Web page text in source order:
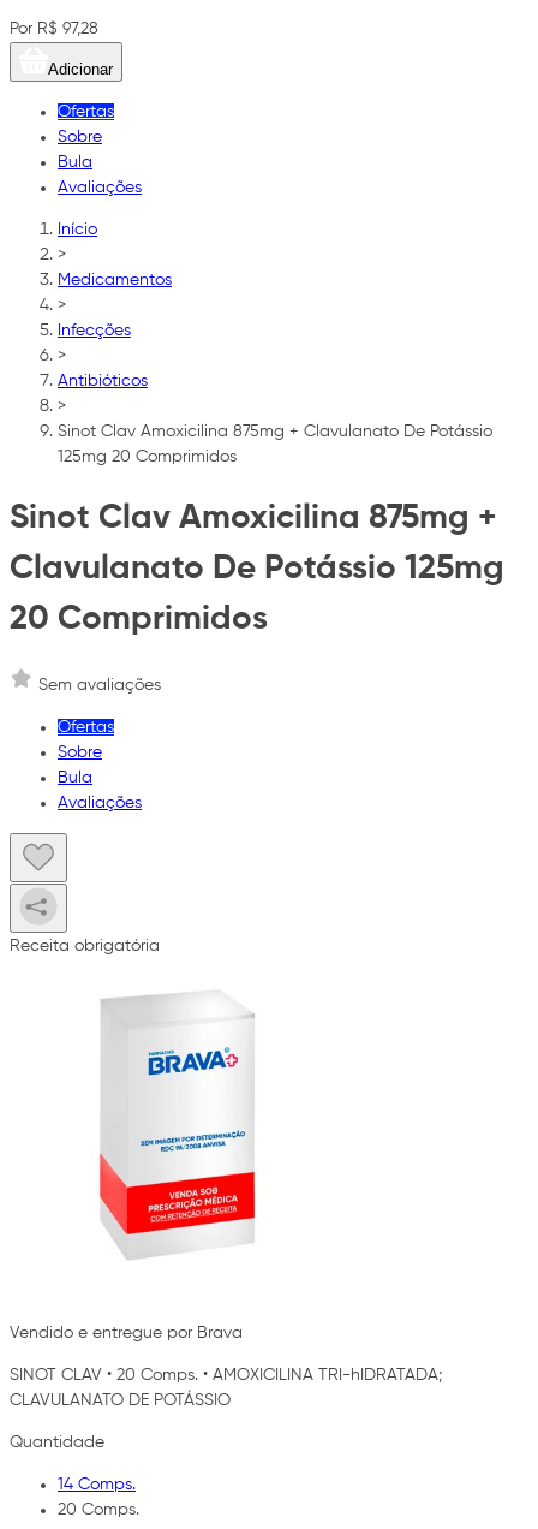
Por R$ 97,28
Adicionar
Ofertas
Sobre
Bula
Avaliações
Início
>
Medicamentos
>
Infecções
>
Antibióticos
>
Sinot Clav Amoxicilina 875mg + Clavulanato De Potássio
125mg 20 Comprimidos
Sinot Clav Amoxicilina 875mg +
Clavulanato De Potássio 125mg
20 Comprimidos
Sem avaliações
Ofertas
Sobre
Bula
Avaliações
Receita obrigatória
Vendido e entregue por Brava
SINOT CLAV • 20 Comps. • AMOXICILINA TRI-hIDRATADA;
CLAVULANATO DE POTÁSSIO
Quantidade
14 Comps.
20 Comps.